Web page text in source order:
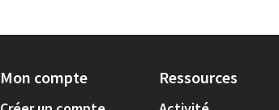
Mon compte Ressources